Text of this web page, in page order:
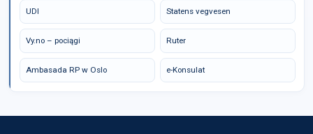
UDI Statens vegvesen
Vy.no – pociągi Ruter
Ambasada RP w Oslo e-Konsulat